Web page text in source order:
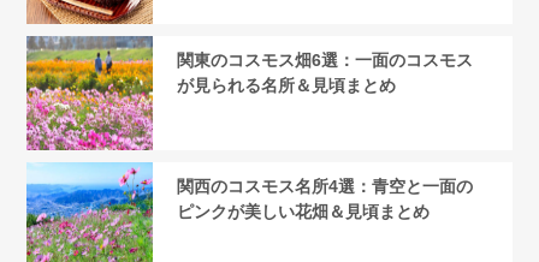
関東のコスモス畑6選：一面のコスモス
が見られる名所＆見頃まとめ
関西のコスモス名所4選：青空と一面の
ピンクが美しい花畑＆見頃まとめ